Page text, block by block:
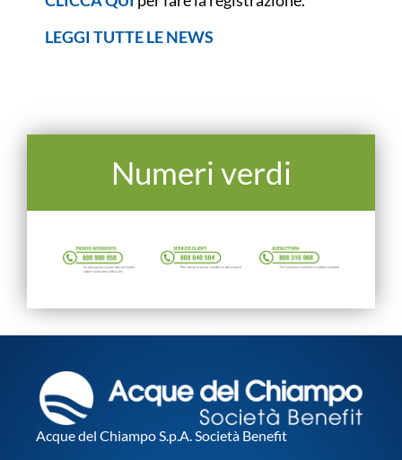
LEGGI TUTTE LE NEWS
Numeri verdi
Acque del Chiampo S.p.A. Società Benefit